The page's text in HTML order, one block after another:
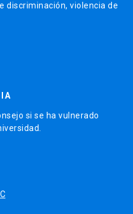
discriminación, violencia de
si se ha vulnerado